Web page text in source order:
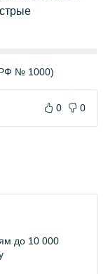
№ 1000)
0 0
до 10 000